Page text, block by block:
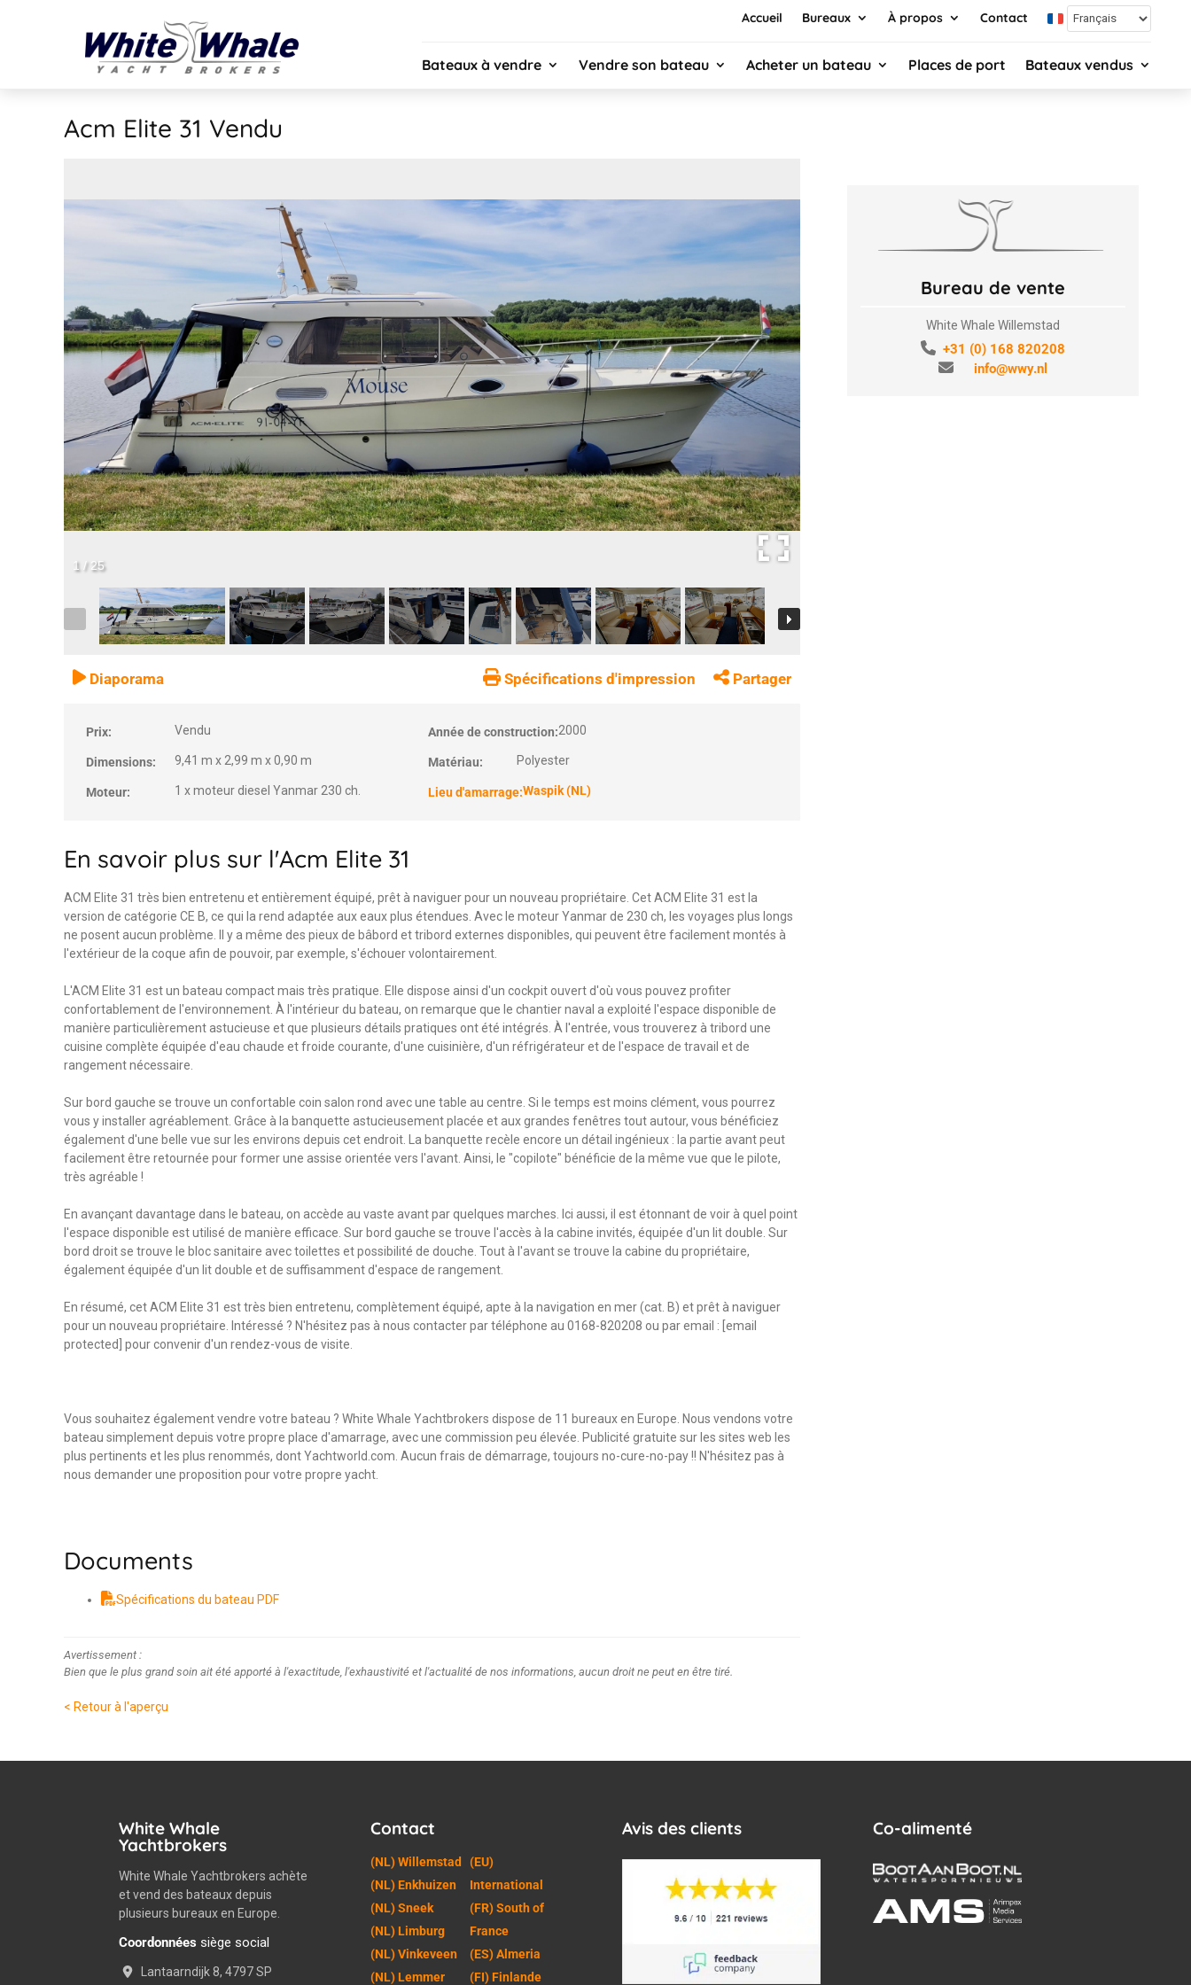
Accueil Bureaux À propos Contact
Bateaux à vendre Vendre son bateau Acheter un bateau Places de port Bateaux vendus
Acm Elite 31 Vendu
1 / 25
Diaporama Spécifications d'impression Partager
Prix: Vendu Année de construction:2000
Dimensions: 9,41 m x 2,99 m x 0,90 m Matériau: Polyester
Moteur: 1 x moteur diesel Yanmar 230 ch. Lieu d'amarrage:Waspik (NL)
En savoir plus sur l'Acm Elite 31
ACM Elite 31 très bien entretenu et entièrement équipé, prêt à naviguer pour un nouveau propriétaire. Cet ACM Elite 31 est la
version de catégorie CE B, ce qui la rend adaptée aux eaux plus étendues. Avec le moteur Yanmar de 230 ch, les voyages plus longs
ne posent aucun problème. Il y a même des pieux de bâbord et tribord externes disponibles, qui peuvent être facilement montés à
l'extérieur de la coque afin de pouvoir, par exemple, s'échouer volontairement.
L'ACM Elite 31 est un bateau compact mais très pratique. Elle dispose ainsi d'un cockpit ouvert d'où vous pouvez profiter
confortablement de l'environnement. À l'intérieur du bateau, on remarque que le chantier naval a exploité l'espace disponible de
manière particulièrement astucieuse et que plusieurs détails pratiques ont été intégrés. À l'entrée, vous trouverez à tribord une
cuisine complète équipée d'eau chaude et froide courante, d'une cuisinière, d'un réfrigérateur et de l'espace de travail et de
rangement nécessaire.
Sur bord gauche se trouve un confortable coin salon rond avec une table au centre. Si le temps est moins clément, vous pourrez
vous y installer agréablement. Grâce à la banquette astucieusement placée et aux grandes fenêtres tout autour, vous bénéficiez
également d'une belle vue sur les environs depuis cet endroit. La banquette recèle encore un détail ingénieux : la partie avant peut
facilement être retournée pour former une assise orientée vers l'avant. Ainsi, le "copilote" bénéficie de la même vue que le pilote,
très agréable !
En avançant davantage dans le bateau, on accède au vaste avant par quelques marches. Ici aussi, il est étonnant de voir à quel point
l'espace disponible est utilisé de manière efficace. Sur bord gauche se trouve l'accès à la cabine invités, équipée d'un lit double. Sur
bord droit se trouve le bloc sanitaire avec toilettes et possibilité de douche. Tout à l'avant se trouve la cabine du propriétaire,
également équipée d'un lit double et de suffisamment d'espace de rangement.
En résumé, cet ACM Elite 31 est très bien entretenu, complètement équipé, apte à la navigation en mer (cat. B) et prêt à naviguer
pour un nouveau propriétaire. Intéressé ? N'hésitez pas à nous contacter par téléphone au 0168-820208 ou par email : [email
protected] pour convenir d'un rendez-vous de visite.
Vous souhaitez également vendre votre bateau ? White Whale Yachtbrokers dispose de 11 bureaux en Europe. Nous vendons votre
bateau simplement depuis votre propre place d'amarrage, avec une commission peu élevée. Publicité gratuite sur les sites web les
plus pertinents et les plus renommés, dont Yachtworld.com. Aucun frais de démarrage, toujours no-cure-no-pay !! N'hésitez pas à
nous demander une proposition pour votre propre yacht.
Documents
Spécifications du bateau PDF
Avertissement :
Bien que le plus grand soin ait été apporté à l'exactitude, l'exhaustivité et l'actualité de nos informations, aucun droit ne peut en être tiré.
< Retour à l'aperçu
Bureau de vente
White Whale Willemstad
+31 (0) 168 820208
info@wwy.nl
White Whale
Yachtbrokers
White Whale Yachtbrokers achète
et vend des bateaux depuis
plusieurs bureaux en Europe.
Coordonnées siège social
Lantaarndijk 8, 4797 SP
Contact
(NL) Willemstad
(NL) Enkhuizen
(NL) Sneek
(NL) Limburg
(NL) Vinkeveen
(NL) Lemmer
(EU)
International
(FR) South of
France
(ES) Almeria
(FI) Finlande
Avis des clients Co-alimenté